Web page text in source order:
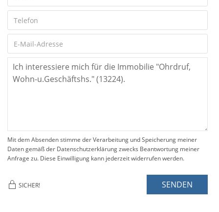
Mit dem Absenden stimme der Verarbeitung und Speicherung meiner
Daten gemäß der Datenschutzerklärung zwecks Beantwortung meiner
Anfrage zu. Diese Einwilligung kann jederzeit widerrufen werden.
SICHER! SENDEN